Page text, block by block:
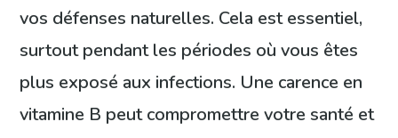
vos défenses naturelles. Cela est essentiel,
surtout pendant les périodes où vous êtes
plus exposé aux infections. Une carence en
vitamine B peut compromettre votre santé et